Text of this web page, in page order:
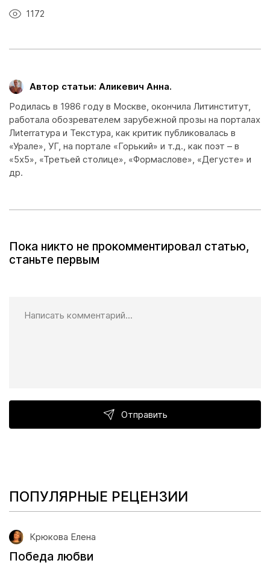
1172
Автор статьи: Аликевич Анна.
Родилась в 1986 году в Москве, окончила Литинститут,
работала обозревателем зарубежной прозы на порталах
Лиterraтура и Текстура, как критик публиковалась в
«Урале», УГ, на портале «Горький» и т.д., как поэт – в
«5х5», «Третьей столице», «Формаслове», «Дегусте» и
др.
Пока никто не прокомментировал статью,
станьте первым
Отправить
ПОПУЛЯРНЫЕ РЕЦЕНЗИИ
Крюкова Елена
Победа любви